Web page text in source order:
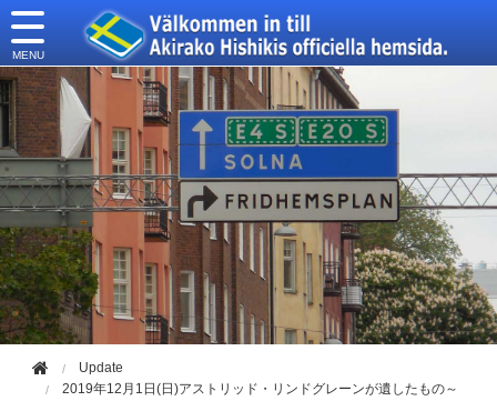
Update
2019年12月1日(日)アストリッド・リンドグレーンが遺したもの～